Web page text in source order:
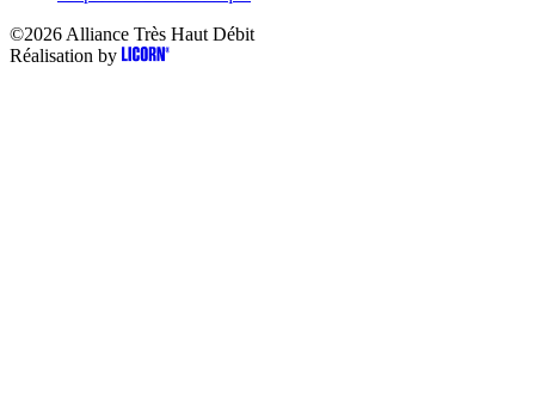
©2026 Alliance Très Haut Débit
Réalisation by